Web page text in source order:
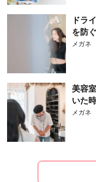
ドラ
を防
メガネ
美容
いた
メガネ